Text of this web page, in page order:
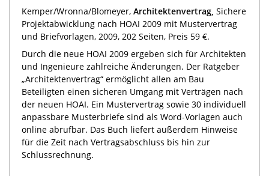
Kemper/Wronna/Blomeyer, Architektenvertrag, Sichere
Projektabwicklung nach HOAI 2009 mit Mustervertrag
und Briefvorlagen, 2009, 202 Seiten, Preis 59 €.
Durch die neue HOAI 2009 ergeben sich für Architekten
und Ingenieure zahlreiche Änderungen. Der Ratgeber
„Architektenvertrag“ ermöglicht allen am Bau
Beteiligten einen sicheren Umgang mit Verträgen nach
der neuen HOAI. Ein Mustervertrag sowie 30 individuell
anpassbare Musterbriefe sind als Word-Vorlagen auch
online abrufbar. Das Buch liefert außerdem Hinweise
für die Zeit nach Vertragsabschluss bis hin zur
Schlussrechnung.